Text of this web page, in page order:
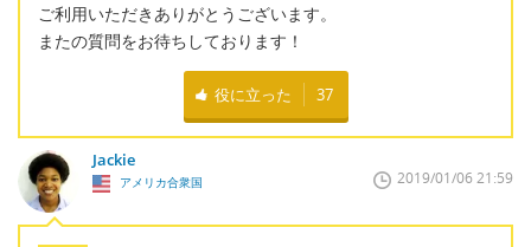
ご利用いただきありがとうございます。
またの質問をお待ちしております！
役に立った 37
Jackie
アメリカ合衆国 2019/01/06 21:59